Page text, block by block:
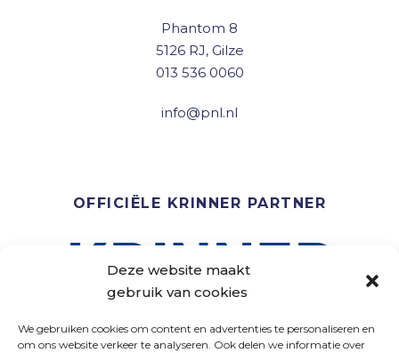
Deze website maakt
gebruik van cookies
We gebruiken cookies om content en advertenties te personaliseren en
om ons website verkeer te analyseren. Ook delen we informatie over
Phantom 8
5126 RJ, Gilze
013 536 0060
info@pnl.nl
OFFICIËLE KRINNER PARTNER